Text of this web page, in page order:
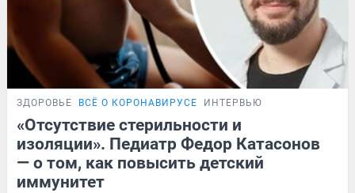
ЗДОРОВЬЕ ВСЁ О КОРОНАВИРУСЕ ИНТЕРВЬЮ
«Отсутствие стерильности и
изоляции». Педиатр Федор Катасонов
— о том, как повысить детский
иммунитет